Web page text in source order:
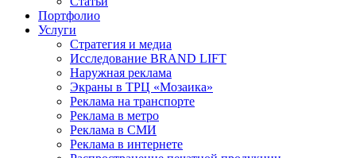
Портфолио
Услуги
Стратегия и медиа
Исследование BRAND LIFT
Наружная реклама
Экраны в ТРЦ «Мозаика»
Реклама на транспорте
Реклама в метро
Реклама в СМИ
Реклама в интернете